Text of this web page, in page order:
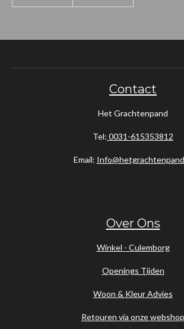
Contact
Het Grachtenpand
Tel: 0031-615353812
Email:
Over Ons
Winkel - Culemborg
Openings Tijden
Woon & Kleur Advies
Retouren via onze webshop